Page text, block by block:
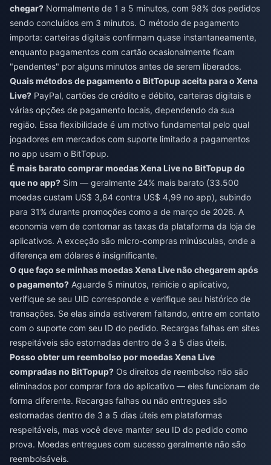
chegar? Normalmente de 1 a 5 minutos, com 98% dos pedidos
sendo concluídos em 3 minutos. O método de pagamento
importa: carteiras digitais confirmam quase instantaneamente,
enquanto pagamentos com cartão ocasionalmente ficam
"pendentes" por alguns minutos antes de serem liberados.
Quais métodos de pagamento o BitTopup aceita para o Xena
Live? PayPal, cartões de crédito e débito, carteiras digitais e
várias opções de pagamento locais, dependendo da sua
região. Essa flexibilidade é um motivo fundamental pelo qual
jogadores em mercados com suporte limitado a pagamentos
no app usam o BitTopup.
É mais barato comprar moedas Xena Live no BitTopup do
que no app? Sim — geralmente 24% mais barato (33.500
moedas custam US$ 3,84 contra US$ 4,99 no app), subindo
para 31% durante promoções como a de março de 2026. A
economia vem de contornar as taxas da plataforma da loja de
aplicativos. A exceção são micro-compras minúsculas, onde a
diferença em dólares é insignificante.
O que faço se minhas moedas Xena Live não chegarem após
o pagamento? Aguarde 5 minutos, reinicie o aplicativo,
verifique se seu UID corresponde e verifique seu histórico de
transações. Se elas ainda estiverem faltando, entre em contato
com o suporte com seu ID do pedido. Recargas falhas em sites
respeitáveis são estornadas dentro de 3 a 5 dias úteis.
Posso obter um reembolso por moedas Xena Live
compradas no BitTopup? Os direitos de reembolso não são
eliminados por comprar fora do aplicativo — eles funcionam de
forma diferente. Recargas falhas ou não entregues são
estornadas dentro de 3 a 5 dias úteis em plataformas
respeitáveis, mas você deve manter seu ID do pedido como
prova. Moedas entregues com sucesso geralmente não são
reembolsáveis.